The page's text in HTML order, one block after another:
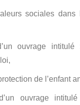
sociales dans
ouvrage intitulé
de l’enfant
ouvrage